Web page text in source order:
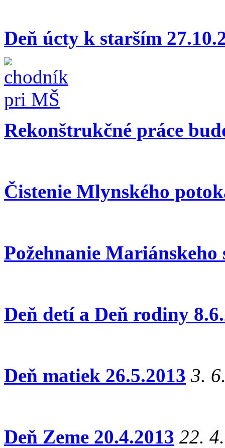
Deň úcty k starším
Rekonštrukčné práce
Čistenie Mlynského
Požehnanie Mariánskeho
Deň detí a Deň rodiny
Deň matiek 26.5.2013 3.
Deň Zeme 20.4.2013 22.